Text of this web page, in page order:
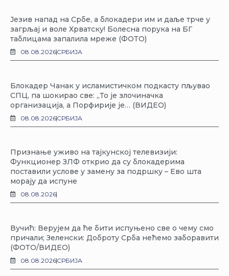
Језив напад на Србе, а блокадери им и даље трче у
загрљај и воле Хрватску! Болесна порука на БГ
таблицама запалила мреже (ФОТО)
08.08.2026СРБИЈА
Блокадер Чанак у исламистичком подкасту пљувао
СПЦ, па шокирао све: „То је злочиначка
организација, а Порфирије је… (ВИДЕО)
08.08.2026СРБИЈА
Признање уживо на тајкунској телевизији:
Функционер ЗЛФ открио да су блокадерима
поставили услове у замену за подршку – Ево шта
морају да испуне
08.08.2026
Вучић: Верујем да ће бити испуњено све о чему смо
причали; Зеленски: Доброту Срба нећемо заборавити
(ФОТО/ВИДЕО)
08.08.2026СРБИЈА